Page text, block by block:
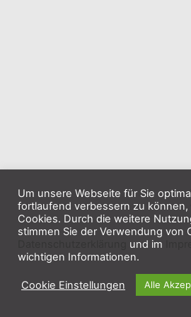
Um unsere Webseite für Sie
fortlaufend verbessern zu
Cookies. Durch die weitere
stimmen Sie der Verwendung von
und im
wichtigen Informationen.
Cookie Einstellungen Alle